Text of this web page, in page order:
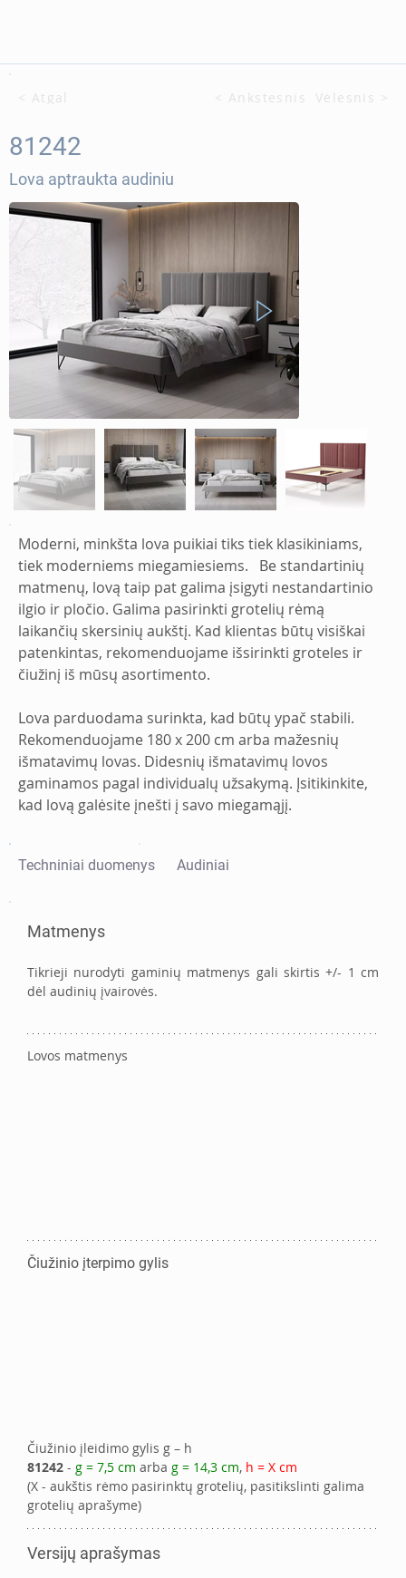
< Atgal < Ankstesnis Vėlesnis >
81242
Lova aptraukta audiniu
Moderni, minkšta lova puikiai tiks tiek klasikiniams,
tiek moderniems miegamiesiems.   Be standartinių
matmenų, lovą taip pat galima įsigyti nestandartinio
ilgio ir pločio. Galima pasirinkti grotelių rėmą
laikančių skersinių aukštį. Kad klientas būtų visiškai
patenkintas, rekomenduojame išsirinkti groteles ir
čiužinį iš mūsų asortimento.
Lova parduodama surinkta, kad būtų ypač stabili.
Rekomenduojame 180 x 200 cm arba mažesnių
išmatavimų lovas. Didesnių išmatavimų lovos
gaminamos pagal individualų užsakymą. Įsitikinkite,
kad lovą galėsite įnešti į savo miegamąjį.
Techniniai duomenys Audiniai
Matmenys
Tikrieji nurodyti gaminių matmenys gali skirtis +/- 1 cm
dėl audinių įvairovės.
Lovos matmenys
Čiužinio įterpimo gylis
Čiužinio įleidimo gylis g – h
81242 - g = 7,5 cm arba g = 14,3 cm, h = X cm
(X - aukštis rėmo pasirinktų grotelių, pasitikslinti galima
grotelių aprašyme)
Versijų aprašymas